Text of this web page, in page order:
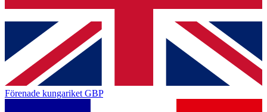
Förenade kungariket GBP